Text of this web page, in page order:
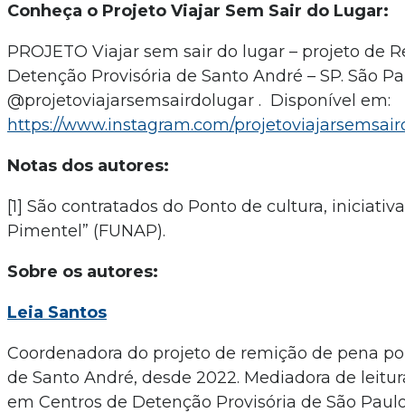
Conheça o Projeto Viajar Sem Sair do Lugar:
PROJETO Viajar sem sair do lugar – projeto de
Detenção Provisória de Santo André – SP. São
@projetoviajarsemsairdolugar . Disponível em:
https://www.instagram.com/
Notas dos autores:
[1] São contratados do Ponto de cultura,
Pimentel” (FUNAP).
Sobre os autores:
Leia Santos
Coordenadora do projeto de remição de pena
de Santo André, desde 2022. Mediadora de
em Centros de Detenção Provisória de São